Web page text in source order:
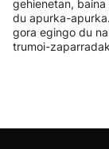
gehienetan,
du apurka-
gora egingo du
trumoi-